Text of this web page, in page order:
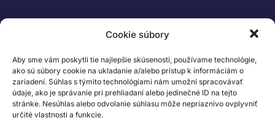
Cookie súbory
Aby sme vám poskytli tie najlepšie skúsenosti, používame technológie,
ako sú súbory cookie na ukladanie a/alebo prístup k informáciám o
zariadení. Súhlas s týmito technológiami nám umožní spracovávať
údaje, ako je správanie pri prehliadaní alebo jedinečné ID na tejto
stránke. Nesúhlas alebo odvolanie súhlasu môže nepriaznivo ovplyvniť
určité vlastnosti a funkcie.